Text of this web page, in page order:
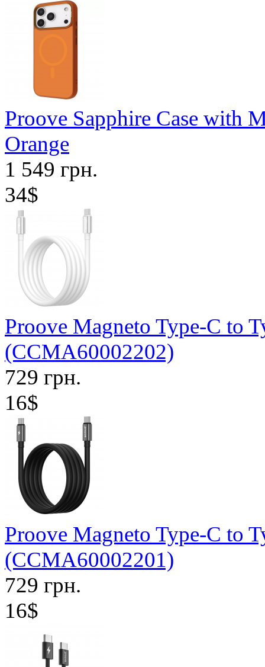
Proove Sapphire Case with
Orange
1 549 грн.
34$
Proove Magneto Type-C to
(CCMA60002202)
729 грн.
16$
Proove Magneto Type-C to
(CCMA60002201)
729 грн.
16$